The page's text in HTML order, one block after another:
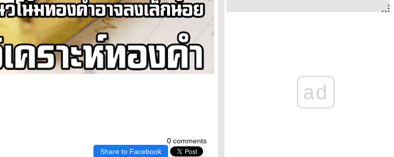
0 comments
Share to Facebook
ad